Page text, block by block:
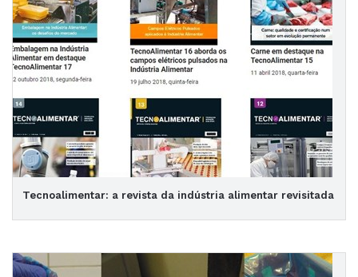
Tecnoalimentar: a revista da indústria alimentar revisitada